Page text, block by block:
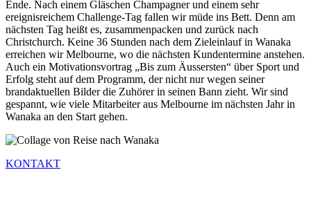
Ende. Nach einem Gläschen Champagner und einem sehr
ereignisreichem Challenge-Tag fallen wir müde ins Bett. Denn am
nächsten Tag heißt es, zusammenpacken und zurück nach
Christchurch. Keine 36 Stunden nach dem Zieleinlauf in Wanaka
erreichen wir Melbourne, wo die nächsten Kundentermine anstehen.
Auch ein Motivationsvortrag „Bis zum Äussersten“ über Sport und
Erfolg steht auf dem Programm, der nicht nur wegen seiner
brandaktuellen Bilder die Zuhörer in seinen Bann zieht. Wir sind
gespannt, wie viele Mitarbeiter aus Melbourne im nächsten Jahr in
Wanaka an den Start gehen.
KONTAKT